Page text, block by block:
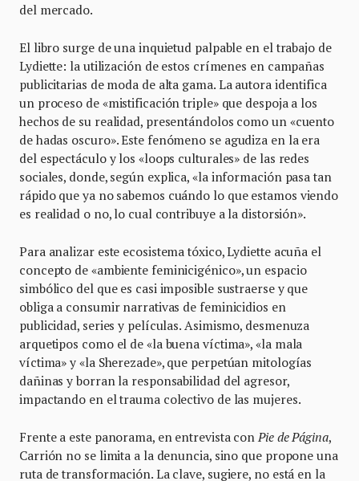
del mercado.
El libro surge de una inquietud palpable en el trabajo de
Lydiette: la utilización de estos crímenes en campañas
publicitarias de moda de alta gama. La autora identifica
un proceso de «mistificación triple» que despoja a los
hechos de su realidad, presentándolos como un «cuento
de hadas oscuro». Este fenómeno se agudiza en la era
del espectáculo y los «loops culturales» de las redes
sociales, donde, según explica, «la información pasa tan
rápido que ya no sabemos cuándo lo que estamos viendo
es realidad o no, lo cual contribuye a la distorsión».
Para analizar este ecosistema tóxico, Lydiette acuña el
concepto de «ambiente feminicigénico», un espacio
simbólico del que es casi imposible sustraerse y que
obliga a consumir narrativas de feminicidios en
publicidad, series y películas. Asimismo, desmenuza
arquetipos como el de «la buena víctima», «la mala
víctima» y «la Sherezade», que perpetúan mitologías
dañinas y borran la responsabilidad del agresor,
impactando en el trauma colectivo de las mujeres.
Frente a este panorama, en entrevista conPie de Página,
Carrión no se limita a la denuncia, sino que propone una
ruta de transformación. La clave, sugiere, no está en la